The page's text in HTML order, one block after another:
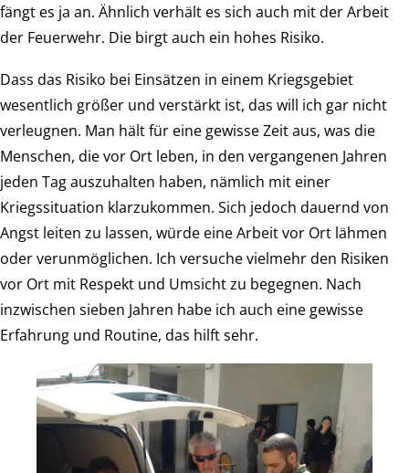
fängt es ja an. Ähnlich verhält es sich auch mit der Arbeit
der Feuerwehr. Die birgt auch ein hohes Risiko.
Dass das Risiko bei Einsätzen in einem Kriegsgebiet
wesentlich größer und verstärkt ist, das will ich gar nicht
verleugnen. Man hält für eine gewisse Zeit aus, was die
Menschen, die vor Ort leben, in den vergangenen Jahren
jeden Tag auszuhalten haben, nämlich mit einer
Kriegssituation klarzukommen. Sich jedoch dauernd von
Angst leiten zu lassen, würde eine Arbeit vor Ort lähmen
oder verunmöglichen. Ich versuche vielmehr den Risiken
vor Ort mit Respekt und Umsicht zu begegnen. Nach
inzwischen sieben Jahren habe ich auch eine gewisse
Erfahrung und Routine, das hilft sehr.